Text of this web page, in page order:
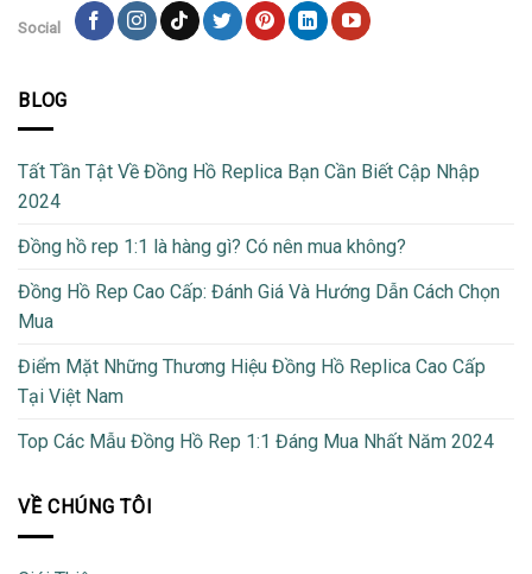
Social
BLOG
Tất Tần Tật Về Đồng Hồ Replica Bạn Cần Biết Cập Nhập
2024
Đồng hồ rep 1:1 là hàng gì? Có nên mua không?
Đồng Hồ Rep Cao Cấp: Đánh Giá Và Hướng Dẫn Cách Chọn
Mua
Điểm Mặt Những Thương Hiệu Đồng Hồ Replica Cao Cấp
Tại Việt Nam
Top Các Mẫu Đồng Hồ Rep 1:1 Đáng Mua Nhất Năm 2024
VỀ CHÚNG TÔI